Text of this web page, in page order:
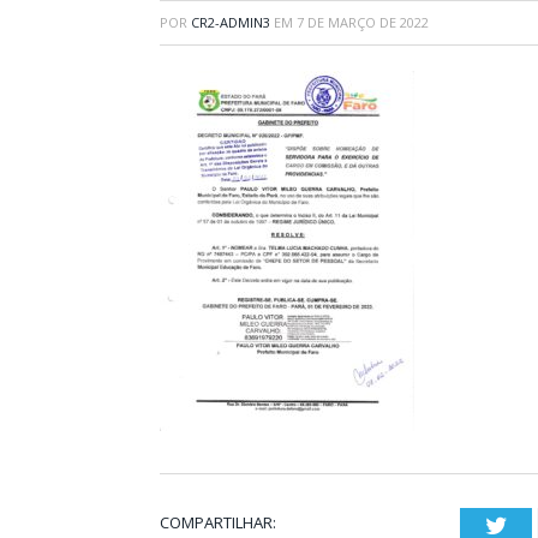
POR CR2-ADMIN3 EM 7 DE MARÇO DE 2022
COMPARTILHAR: